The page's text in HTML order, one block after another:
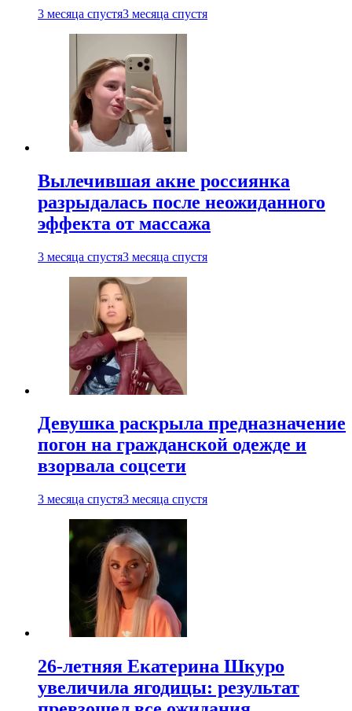
3 месяца спустя3 месяца спустя
Вылечившая акне россиянка
разрыдалась после неожиданного
эффекта от массажа
3 месяца спустя3 месяца спустя
Девушка раскрыла предназначение
погон на гражданской одежде и
взорвала соцсети
3 месяца спустя3 месяца спустя
26-летняя Екатерина Шкуро
увеличила ягодицы: результат